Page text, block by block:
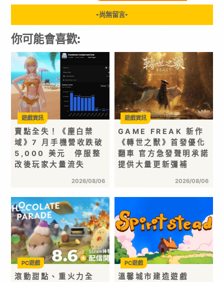
▼ 尚無留言▼
你可能會喜歡:
賣點全失！《塵白禁
域》7 月手機營收跌破
5,000 美元 停服整
改後玩家大量流失
2026/08/06
遊戲資訊
GAME FREAK 新作
《轉世之獸》首發優化
翻車 官方急發聲明承諾
提供大量更新彌補
2026/08/06
遊戲資訊
滾動甜點、重火力全
PC遊戲
溫馨城市建造遊戲
PC遊戲